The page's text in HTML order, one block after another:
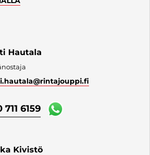
Hautala
@rintajouppi.fi
711 6159
Kivistö